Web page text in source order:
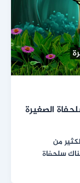
الصغيرة
من
سلحفاة